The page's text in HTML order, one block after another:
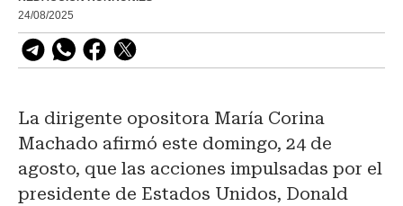
24/08/2025
La dirigente opositora María Corina
Machado afirmó este domingo, 24 de
agosto, que las acciones impulsadas por el
presidente de Estados Unidos, Donald